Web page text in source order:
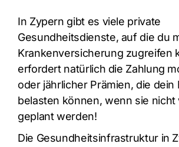
In Zypern gibt es viele private
Gesundheitsdienste, auf die du
Krankenversicherung zugreifen
erfordert natürlich die Zahlung
oder jährlicher Prämien, die dein
belasten können, wenn sie
geplant werden!
Die Gesundheitsinfrastruktur in